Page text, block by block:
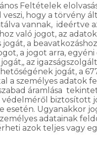
Feltételek
hogy a törvény
vannak, ideértve
való jogot, az
jogát, a
a jogot arra,
az
jogát, a
a személyes adatok
áramlása
védelméről biztosított
esetén. Ugyanakkor
adatainak
azok teljes vagy